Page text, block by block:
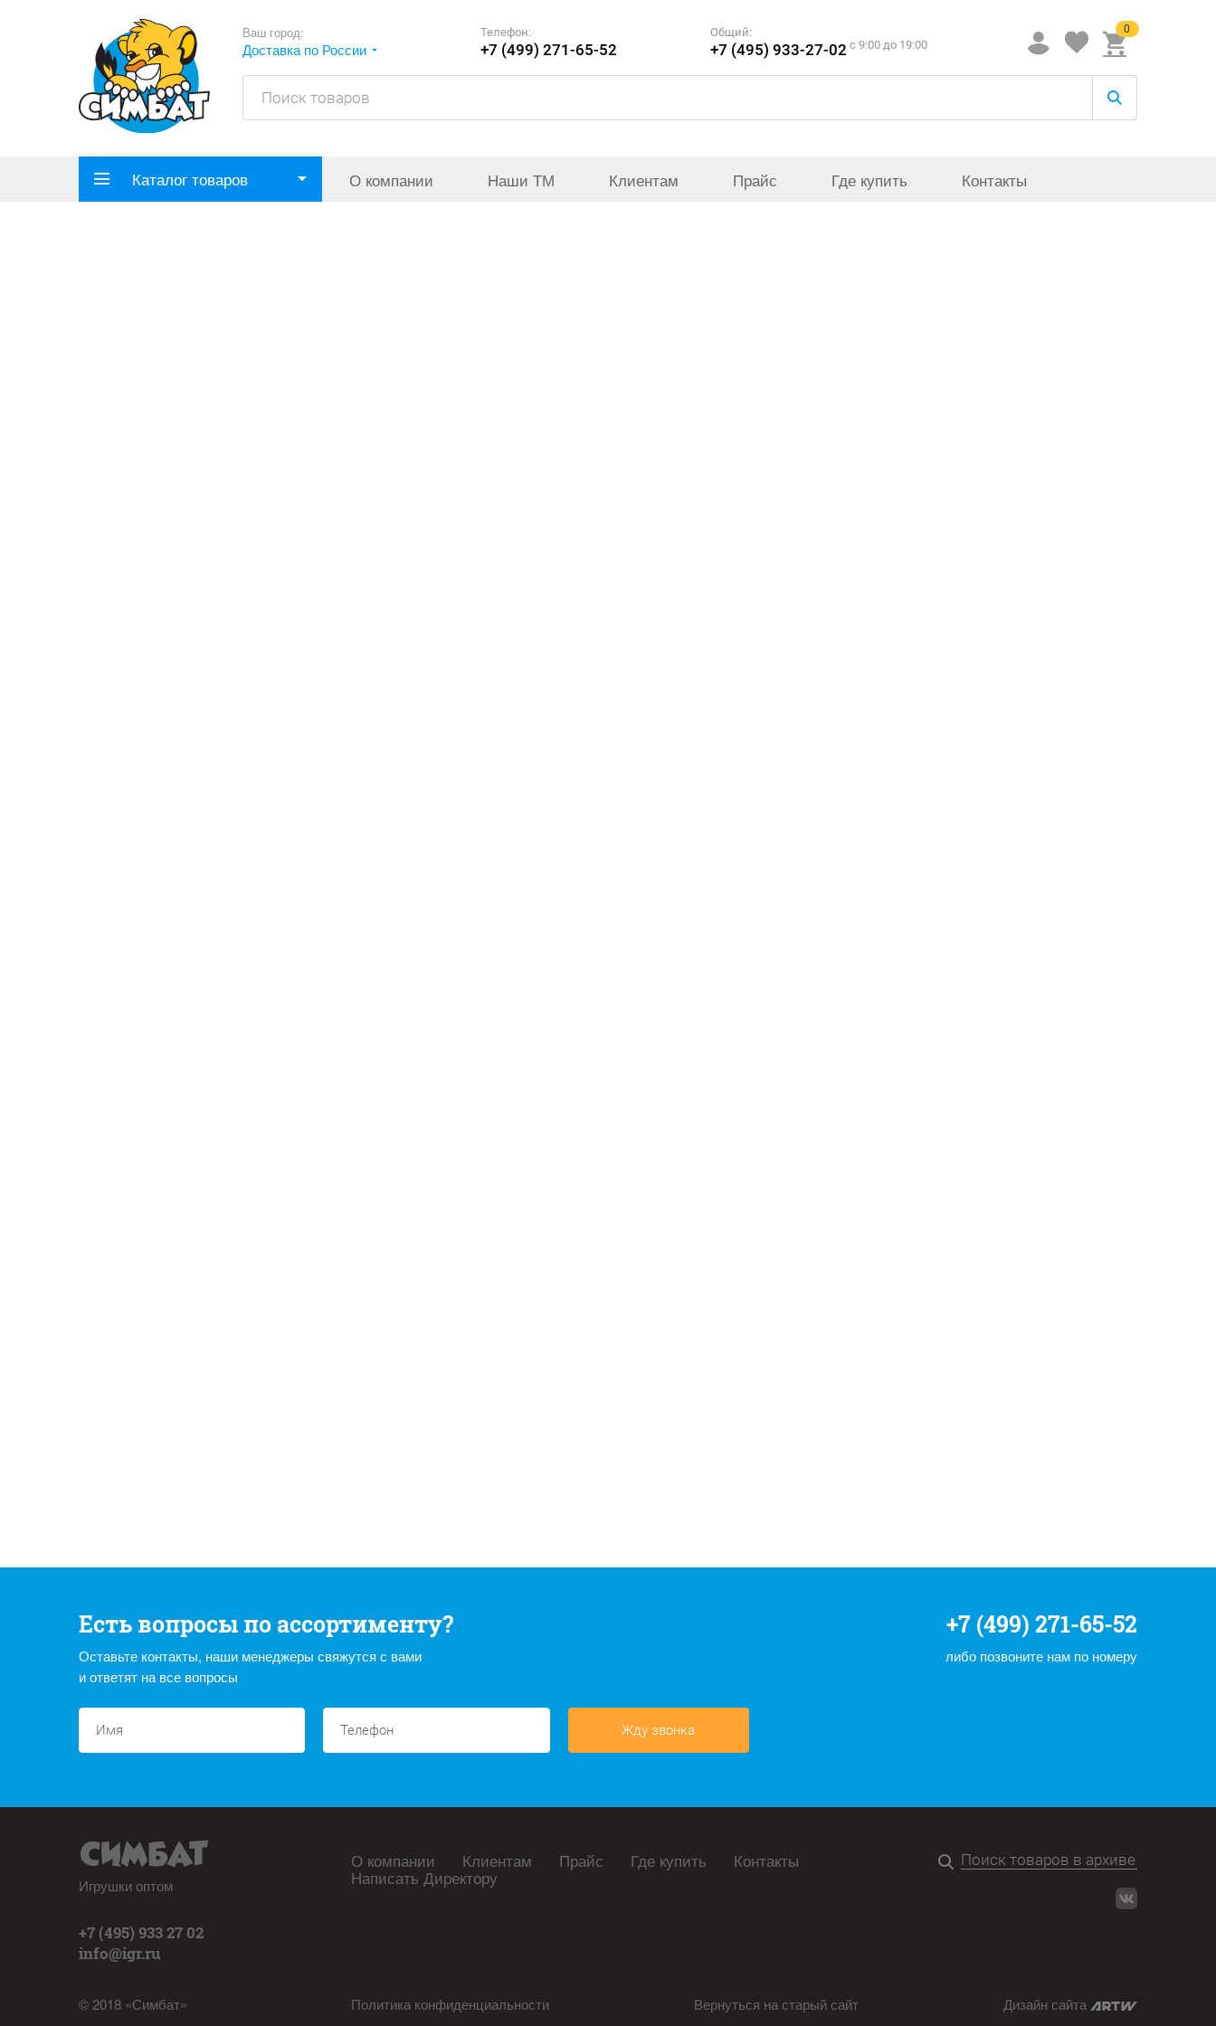
Ваш город:
Доставка по России
Телефон:
+7 (499) 271-65-52
Общий:
+7 (495) 933-27-02 c 9:00 до 19:00
0
Каталог товаров О компании Наши ТМ Клиентам Прайс Где купить Контакты
Есть вопросы по ассортименту?
Оставьте контакты, наши менеджеры свяжутся с вами
и ответят на все вопросы
+7 (499) 271-65-52
либо позвоните нам по номеру
Жду звонка
Игрушки оптом
+7 (495) 933 27 02
info@igr.ru
© 2018 «Симбат»
О компании Клиентам Прайс Где купить Контакты
Написать Директору
Политика конфиденциальности Вернуться на старый сайт Дизайн сайта